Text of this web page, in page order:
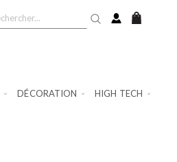
DÉCORATION HIGH TECH